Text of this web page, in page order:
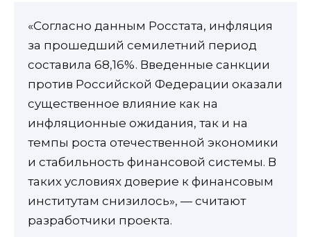
«Согласно данным Росстата, инфляция
за прошедший семилетний период
составила 68,16%. Введенные санкции
против Российской Федерации оказали
существенное влияние как на
инфляционные ожидания, так и на
темпы роста отечественной экономики
и стабильность финансовой системы. В
таких условиях доверие к финансовым
институтам снизилось», — считают
разработчики проекта.